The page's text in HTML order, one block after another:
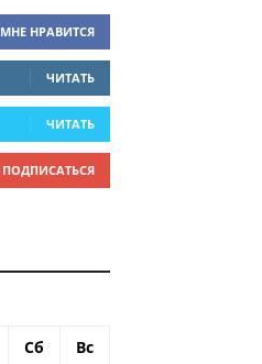
МНЕ НРАВИТСЯ
ЧИТАТЬ
ЧИТАТЬ
ПОДПИСАТЬСЯ
Сб Вс